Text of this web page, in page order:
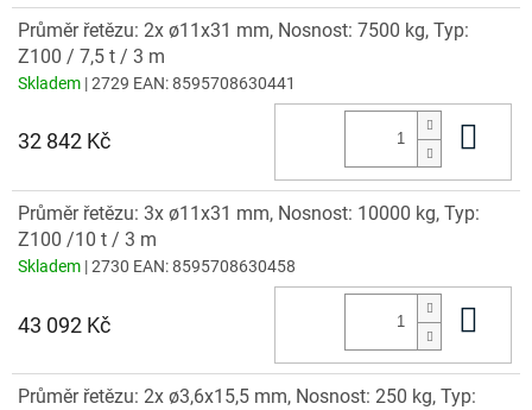
Průměr řetězu: 2x ø11x31 mm, Nosnost: 7500 kg, Typ:
Z100 / 7,5 t / 3 m
Skladem | 2729 EAN:8595708630441
32 842 Kč
Průměr řetězu: 3x ø11x31 mm, Nosnost: 10000 kg, Typ:
Z100 /10 t / 3 m
Skladem | 2730 EAN:8595708630458
43 092 Kč
Průměr řetězu: 2x ø3,6x15,5 mm, Nosnost: 250 kg, Typ: